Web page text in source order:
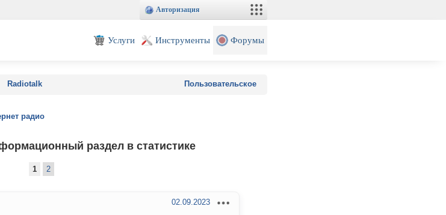
Авторизация
Услуги Инструменты Форумы
Radiotalk Пользовательское
радио
раздел в статистике
1 2
02.09.2023